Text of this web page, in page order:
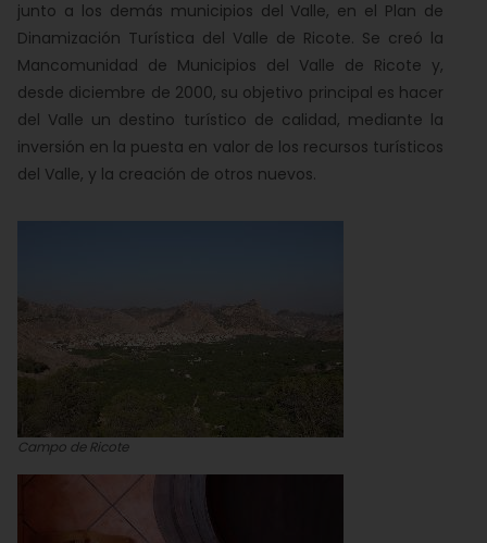
junto a los demás municipios del Valle, en el Plan de
Dinamización Turística del Valle de Ricote. Se creó la
Mancomunidad de Municipios del Valle de Ricote y,
desde diciembre de 2000, su objetivo principal es hacer
del Valle un destino turístico de calidad, mediante la
inversión en la puesta en valor de los recursos turísticos
del Valle, y la creación de otros nuevos.
Campo de Ricote